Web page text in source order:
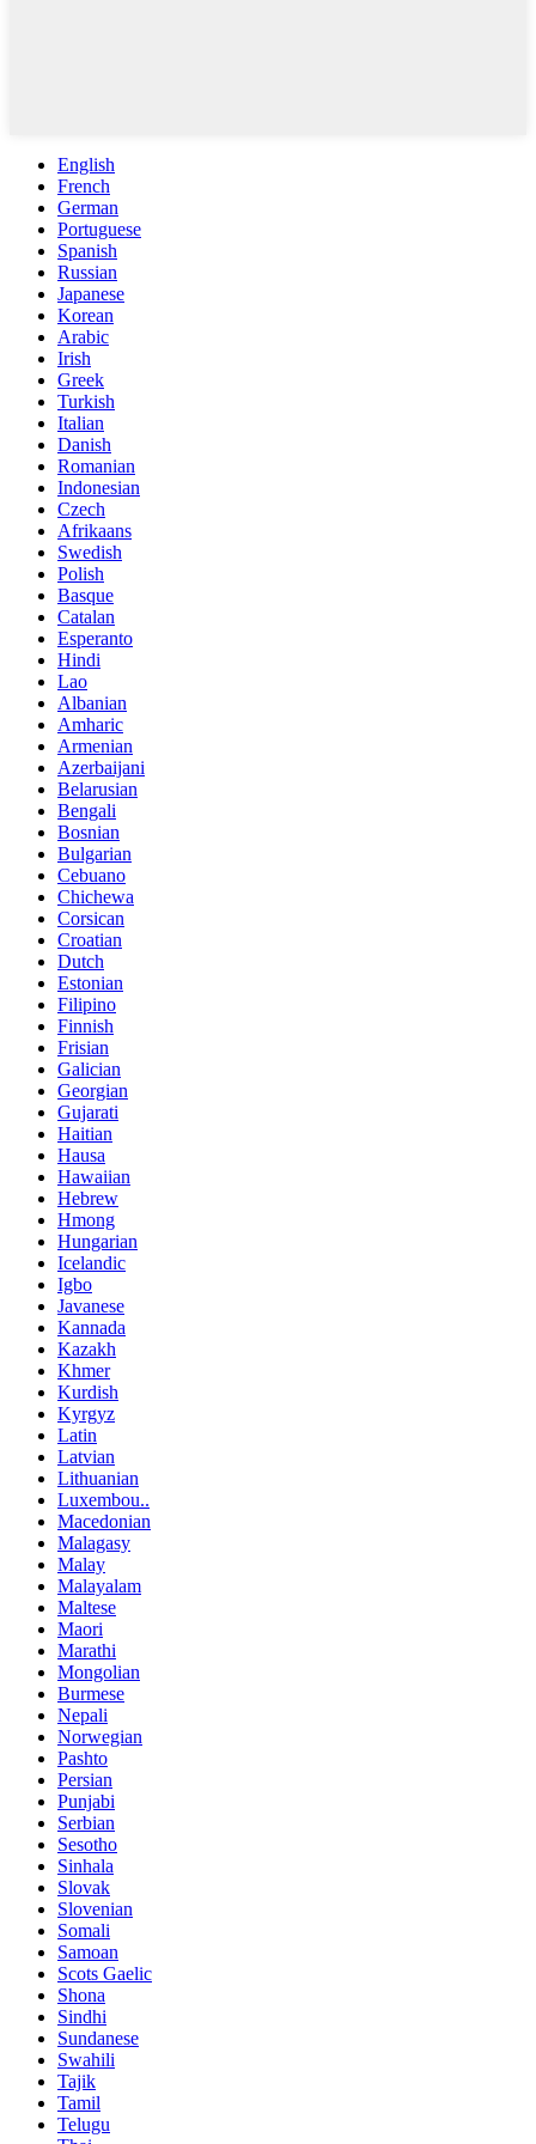
English
French
German
Portuguese
Spanish
Russian
Japanese
Korean
Arabic
Irish
Greek
Turkish
Italian
Danish
Romanian
Indonesian
Czech
Afrikaans
Swedish
Polish
Basque
Catalan
Esperanto
Hindi
Lao
Albanian
Amharic
Armenian
Azerbaijani
Belarusian
Bengali
Bosnian
Bulgarian
Cebuano
Chichewa
Corsican
Croatian
Dutch
Estonian
Filipino
Finnish
Frisian
Galician
Georgian
Gujarati
Haitian
Hausa
Hawaiian
Hebrew
Hmong
Hungarian
Icelandic
Igbo
Javanese
Kannada
Kazakh
Khmer
Kurdish
Kyrgyz
Latin
Latvian
Lithuanian
Luxembou..
Macedonian
Malagasy
Malay
Malayalam
Maltese
Maori
Marathi
Mongolian
Burmese
Nepali
Norwegian
Pashto
Persian
Punjabi
Serbian
Sesotho
Sinhala
Slovak
Slovenian
Somali
Samoan
Scots Gaelic
Shona
Sindhi
Sundanese
Swahili
Tajik
Tamil
Telugu